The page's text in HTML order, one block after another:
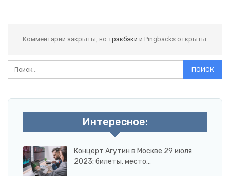
Комментарии закрыты, но трэкбэки и Pingbacks открыты.
Интересное:
Концерт Агутин в Москве 29 июля
2023: билеты, место…